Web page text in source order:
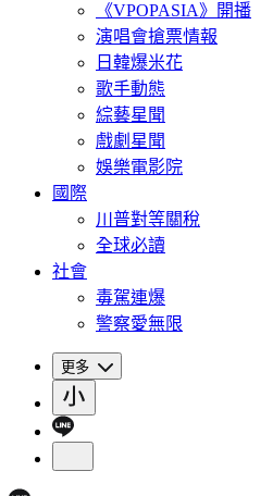
《VPOPASIA》開播
演唱會搶票情報
日韓爆米花
歌手動態
綜藝星聞
戲劇星聞
娛樂電影院
國際
川普對等關稅
全球必讀
社會
毒駕連爆
警察愛無限
更多